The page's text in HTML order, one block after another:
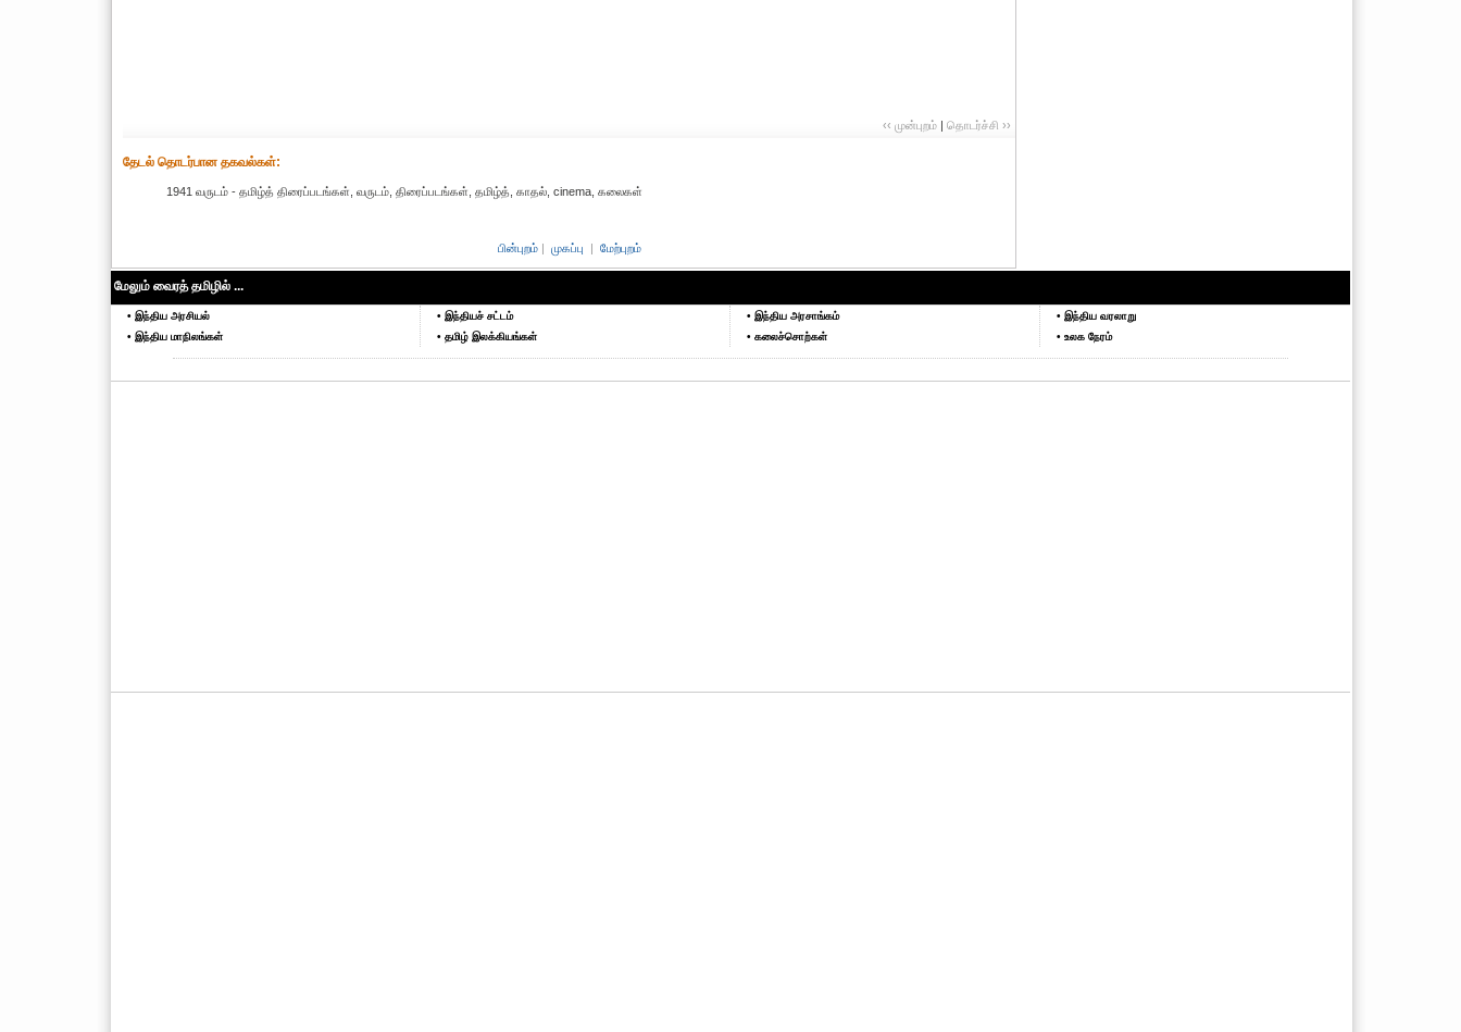
‹‹ முன்புறம் | தொடர்ச்சி ››
தேட‌ல் தொட‌ர்பான தகவ‌ல்க‌ள்:
1941 வருடம் - தமிழ்த் திரைப்படங்கள், வருடம், திரைப்படங்கள், தமிழ்த், காதல், cinema, கலைகள்
பின்புறம் | முகப்பு | மேற்புறம்
மேலும் வைரத் தமிழில் ...
• இந்திய அரசியல்
• இந்திய மாநிலங்கள்
• இந்தியச் சட்டம்
• தமிழ் இலக்கியங்கள்
• இந்திய அரசாங்கம்
• கலைச்சொற்கள்
• இந்திய வரலாறு
• உலக நேரம்